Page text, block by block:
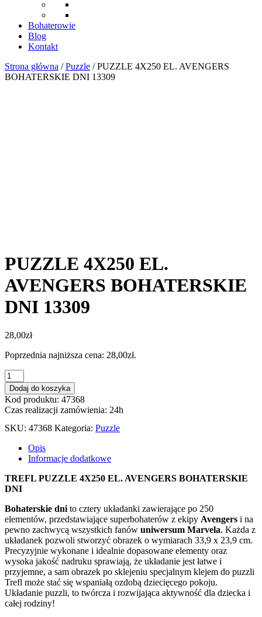
Bohaterowie
Blog
Kontakt
Strona główna /Puzzle / PUZZLE 4X250 EL. AVENGERS
BOHATERSKIE DNI 13309
PUZZLE 4X250 EL.
AVENGERS BOHATERSKIE
DNI 13309
28,00zł
Poprzednia najniższa cena: 28,00zł.
ilość
PUZZLE
4X250
EL.
AVENGERS
BOHATERSKIE
13309
Dodaj do koszyka
Kod produktu: 47368
Czas realizacji zamówienia: 24h
SKU: 47368 Kategoria: Puzzle
Opis
Informacje dodatkowe
TREFL PUZZLE 4X250 EL. AVENGERS BOHATERSKIE
DNI
Bohaterskie dni to cztery układanki zawierające po 250
elementów, przedstawiające superbohaterów z ekipy Avengers i na
pewno zachwycą wszystkich fanów uniwersum Marvela. Każda z
układanek pozwoli stworzyć obrazek o wymiarach 33,9 x 23,9 cm.
Precyzyjnie wykonane i idealnie dopasowane elementy oraz
wysoka jakość nadruku sprawiają, że układanie jest łatwe i
przyjemne, a sam obrazek po sklejeniu specjalnym klejem do puzzli
Trefl może stać się wspaniałą ozdobą dziecięcego pokoju.
Układanie puzzli, to twórcza i rozwijająca aktywność dla dziecka i
całej rodziny!